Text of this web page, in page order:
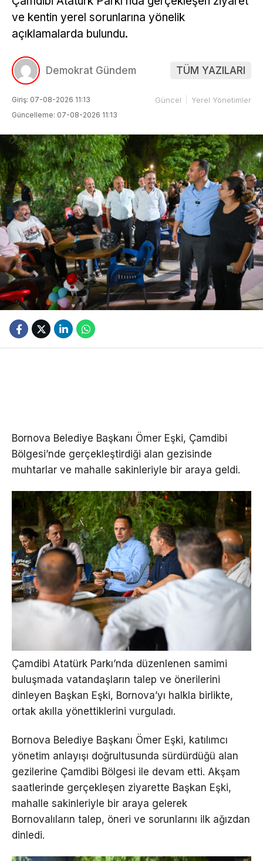
ve kentin yerel sorunlarına yönelik
açıklamalarda bulundu.
Demokrat Gündem TÜM YAZILARI
Giriş: 07-08-2026 11:13
Güncelleme: 07-08-2026 11:13
Güncel Yerel Yönetimler
Bornova Belediye Başkanı Ömer Eşki, Çamdibi
Bölgesi’nde gerçekleştirdiği alan gezisinde
muhtarlar ve mahalle sakinleriyle bir araya geldi.
Çamdibi Atatürk Parkı’nda düzenlenen samimi
buluşmada vatandaşların talep ve önerilerini
dinleyen Başkan Eşki, Bornova’yı halkla birlikte,
ortak akılla yönettiklerini vurguladı.
Bornova Belediye Başkanı Ömer Eşki, katılımcı
yönetim anlayışı doğrultusunda sürdürdüğü alan
gezilerine Çamdibi Bölgesi ile devam etti. Akşam
saatlerinde gerçekleşen ziyarette Başkan Eşki,
mahalle sakinleriyle bir araya gelerek
Bornovalıların talep, öneri ve sorunlarını ilk ağızdan
dinledi.